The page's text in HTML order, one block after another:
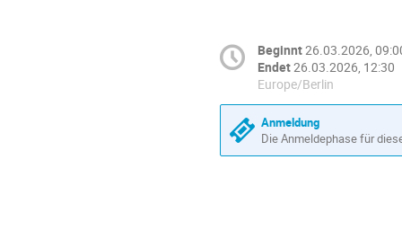
Beginnt26.03.2026,
Endet26.03.2026, 12:30
Europe/Berlin
Anmeldung
Die Anmeldephase für